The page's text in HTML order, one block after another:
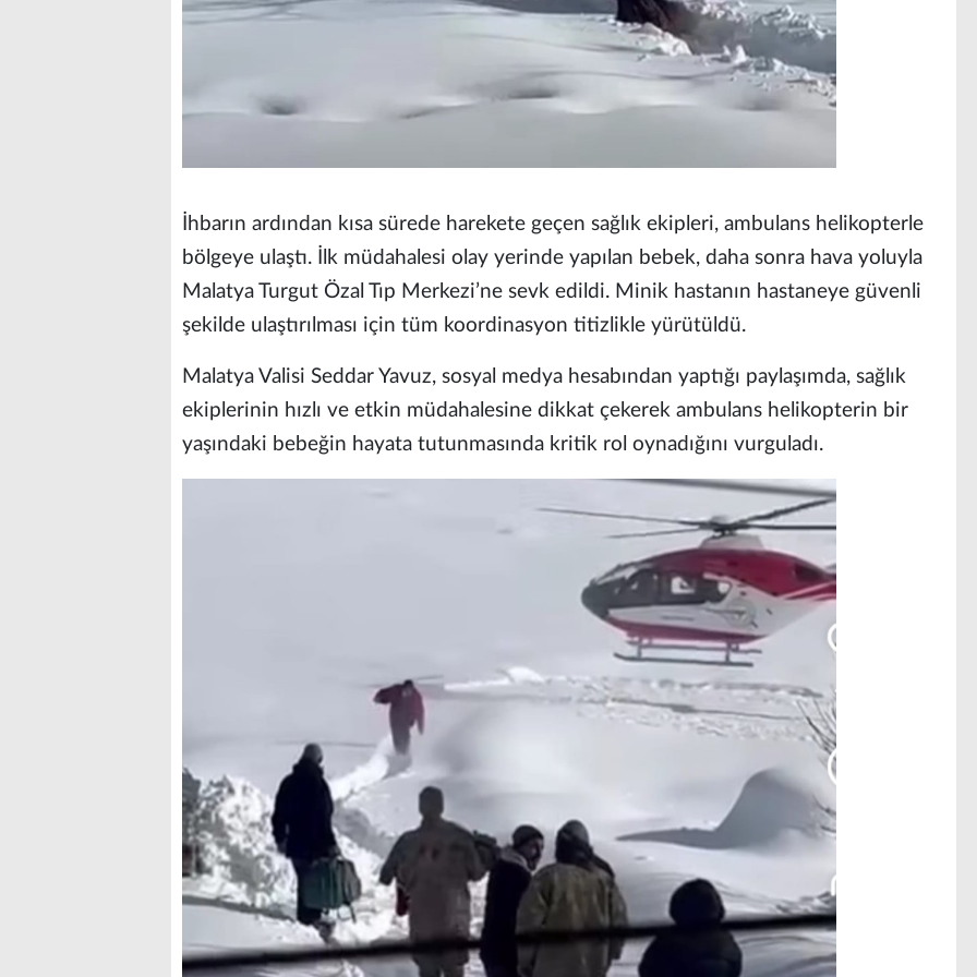
İhbarın ardından kısa sürede harekete geçen sağlık ekipleri, ambulans helikopterle
bölgeye ulaştı. İlk müdahalesi olay yerinde yapılan bebek, daha sonra hava yoluyla
Malatya Turgut Özal Tıp Merkezi’ne sevk edildi. Minik hastanın hastaneye güvenli
şekilde ulaştırılması için tüm koordinasyon titizlikle yürütüldü.
Malatya Valisi Seddar Yavuz, sosyal medya hesabından yaptığı paylaşımda, sağlık
ekiplerinin hızlı ve etkin müdahalesine dikkat çekerek ambulans helikopterin bir
yaşındaki bebeğin hayata tutunmasında kritik rol oynadığını vurguladı.